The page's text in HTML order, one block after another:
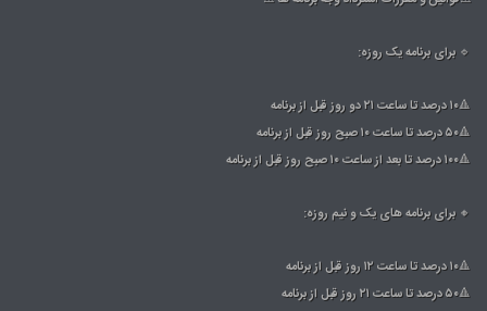
🔹 برای برنامه یک روزه:
🔺۱۰ درصد تا ساعت ۲۱ دو روز قبل از برنامه
🔺۵۰ درصد تا ساعت ۱۰ صبح روز قبل از برنامه
🔺۱۰۰ درصد تا بعد از ساعت ۱۰ صبح روز قبل از برنامه
🔸 برای برنامه های یک و نیم روزه:
🔺۱۰ درصد تا ساعت ۱۲ روز قبل از برنامه
🔺۵۰ درصد تا ساعت ۲۱ روز قبل از برنامه